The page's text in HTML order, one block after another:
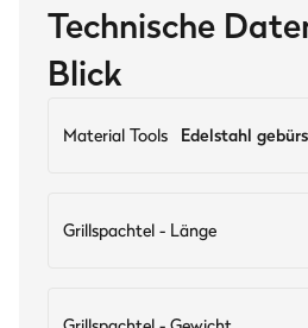
Technische
Blick
Material Tools Edelstahl
Grillspachtel - Länge